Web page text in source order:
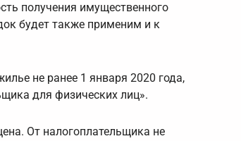
получения имущественного
будет также применим и к
не ранее 1 января 2020 года,
для физических лиц».
От налогоплательщика не